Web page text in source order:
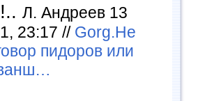
Л. Андреев 13
23:17 // Gorg.Не
пидоров или